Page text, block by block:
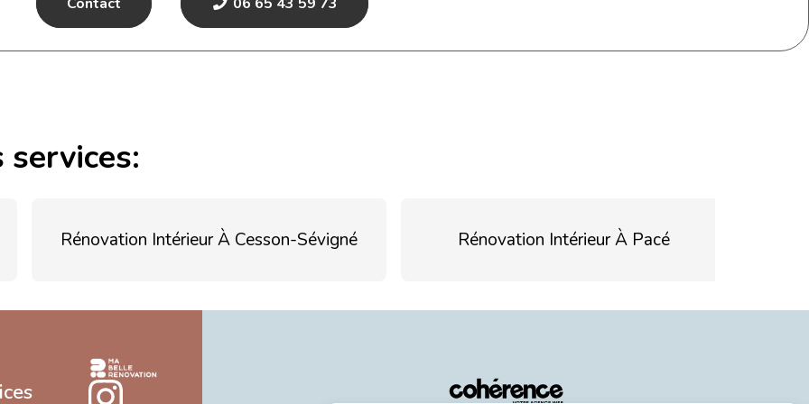
services:
Rénovation Intérieur À Cesson-Sévigné Rénovation Intérieur À Pacé